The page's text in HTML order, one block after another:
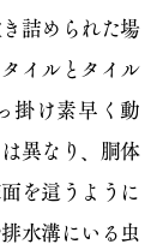
詰められた場
イルとタイル
掛け素早く動
異なり、胴体
を這うように
水溝にいる虫